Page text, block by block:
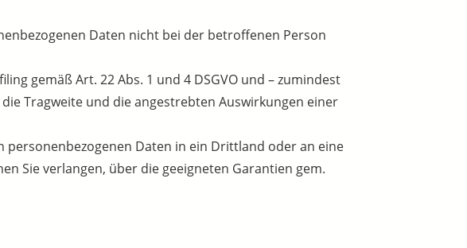
Daten nicht bei der betroffenen Person
gemäß Art. 22 Abs. 1 und 4 DSGVO und – zumindest
Tragweite und die angestrebten Auswirkungen einer
personenbezogenen Daten in ein Drittland oder an eine
Sie verlangen, über die geeigneten Garantien gem.